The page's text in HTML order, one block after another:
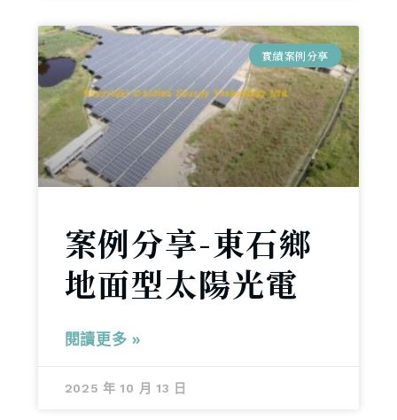
實績案例分享
案例分享-東石鄉
地面型太陽光電
閱讀更多 »
2025 年 10 月 13 日